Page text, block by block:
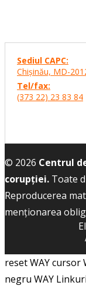
Sediul CAPC:
Chişinău, MD-
Tel/fax:
(373 22) 23 83 84
© 2026 Centrul
corupției. Toate
Reproducerea
menţionarea
reset WAYcursor
negru WAY